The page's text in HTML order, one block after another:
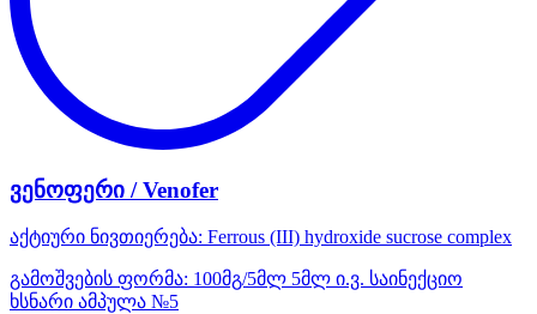
ვენოფერი / Venofer
აქტიური ნივთიერება: Ferrous (III) hydroxide sucrose complex
გამოშვების ფორმა: 100მგ/5მლ 5მლ ი.ვ. საინექციო
ხსნარი ამპულა №5